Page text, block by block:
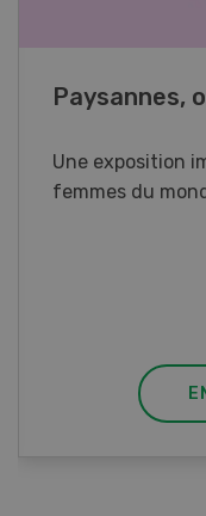
Cours
Vous élevez des
Ce cours vous